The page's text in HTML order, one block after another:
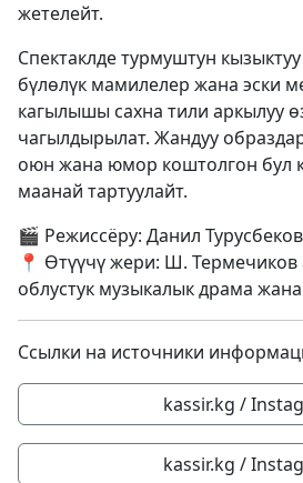
жетелейт.
Спектаклде турмуштун
бүлөлүк мамилелер жана эски
кагылышы сахна тили аркылуу
чагылдырылат. Жандуу
оюн жана юмор коштолгон бул
маанай тартуулайт.
🎬 Режиссёру: Данил Турусбеков
📍 Өтүүчү жери: Ш. Термечиков
облустук музыкалык драма
Ссылки на источники
kassir.kg /
kassir.kg /